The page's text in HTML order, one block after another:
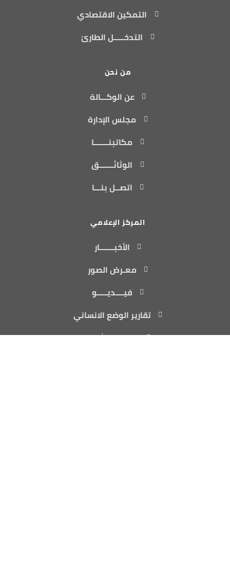
التمكين الاقتصادي
التدخـــــل الطارئ
من نحن
عن الوكـــالة
مجلس الإدارة
مكاتبنـــــــا
الوثائـــــــق
اتصــل بنـــا
المركز الإعلامي
الأخبـــــــار
معـرض الصور
فيــــديـــــو
تقارير الوضع الانساني
تقارير المشاريع